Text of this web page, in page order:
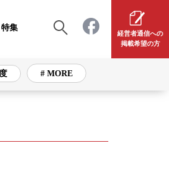
経営者通信への
掲載希望の方
特集
# MORE